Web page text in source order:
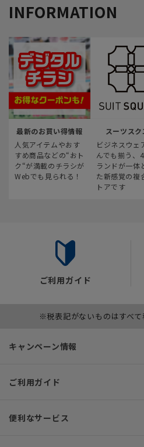
INFORMATION
最新のお買い得情報
人気アイテムやおす
すめ商品などの“おト
ク“が満載のチラシが
Webでも見られる！
スーツスク
ビジネスウェ
んでも揃う、
ランドが一体
た新感覚の複
トアです
ご利用ガイド
※税表記がないものはすべ
キャンペーン情報
ご利用ガイド
便利なサービス